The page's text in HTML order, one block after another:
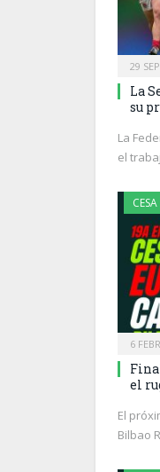
29
La
su
La
el
CESA
6
el
El
Bilbao